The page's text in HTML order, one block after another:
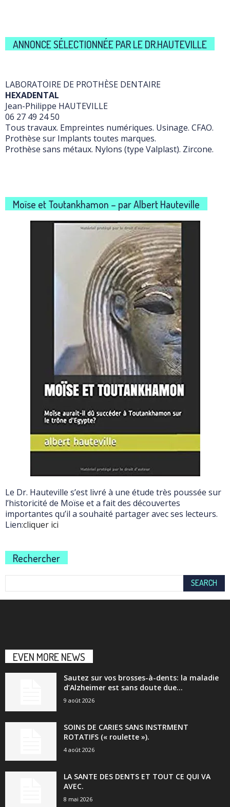
ANNONCE SÉLECTIONNÉE PAR LE DR.HAUTEVILLE
LABORATOIRE DE PROTHÈSE DENTAIRE
HEXADENTAL
Jean-Philippe HAUTEVILLE
06 27 49 24 50
Tous travaux. Empreintes numériques. Usinage. CFAO.
Prothèse sur Implants toutes marques.
Prothèse sans métaux. Nylons (type Valplast). Zircone.
Moïse et Toutankhamon – par Albert Hauteville
Le Dr. Hauteville s’est livré à une étude très poussée sur
l’historicité de Moïse et a fait des découvertes
importantes qu’il a souhaité partager avec ses lecteurs.
Lien:cliquer ici
Rechercher
EVEN MORE NEWS
Sautez sur vos brosses-à-dents: la maladie
d’Alzheimer est sans doute due...
9 août 2026
SOINS DE CARIES SANS INSTRMENT
ROTATIFS (« roulette »).
4 août 2026
LA SANTE DES DENTS ET TOUT CE QUI VA
AVEC.
8 mai 2026